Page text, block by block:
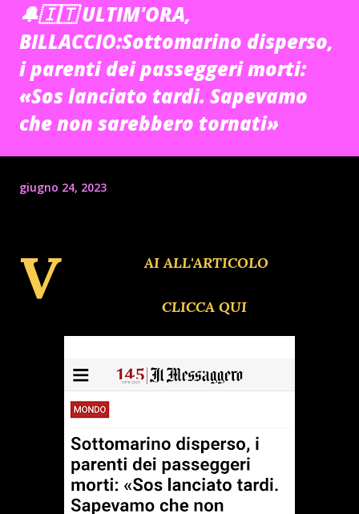
🔔🇮🇹 ULTIM'ORA,
BILLACCIO:Sottomarino disperso,
i parenti dei passeggeri morti:
«Sos lanciato tardi. Sapevamo
che non sarebbero tornati»
giugno 24, 2023
V AI ALL'ARTICOLO
CLICCA QUI